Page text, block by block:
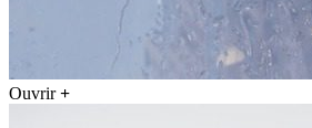
Ouvrir+